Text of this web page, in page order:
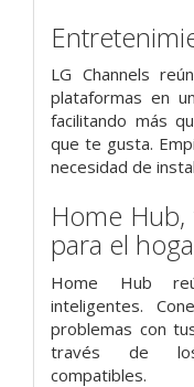
LG Channels
plataformas en
facilitando más
que te gusta.
necesidad de
Home
para el
Home Hub
inteligentes.
problemas con
través de los
compatibles.